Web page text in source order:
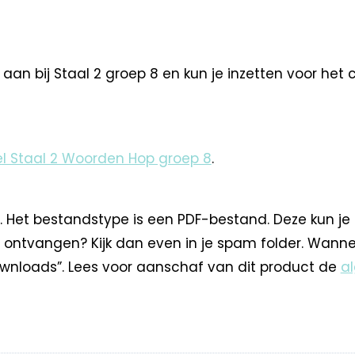
bij Staal 2 groep 8 en kun je inzetten voor het
Staal 2 Woorden Hop groep 8.
bestandstype is een PDF-bestand. Deze kun
Kijk dan even in je spam folder.
Lees voor aanschaf van dit product de